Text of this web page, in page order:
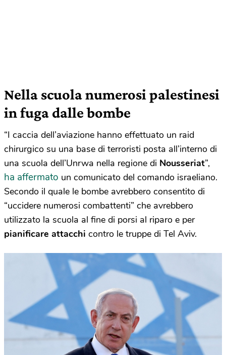
Nella scuola numerosi palestinesi
in fuga dalle bombe
“I caccia dell’aviazione hanno effettuato un raid
chirurgico su una base di terroristi posta all’interno di
una scuola dell’Unrwa nella regione di Nousseriat”,
ha affermato un comunicato del comando israeliano.
Secondo il quale le bombe avrebbero consentito di
“uccidere numerosi combattenti” che avrebbero
utilizzato la scuola al fine di porsi al riparo e per
pianificare attacchi contro le truppe di Tel Aviv.